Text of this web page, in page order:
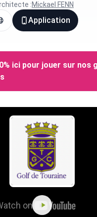
:Mickael FENN
Application
ici pour jouer sur nos